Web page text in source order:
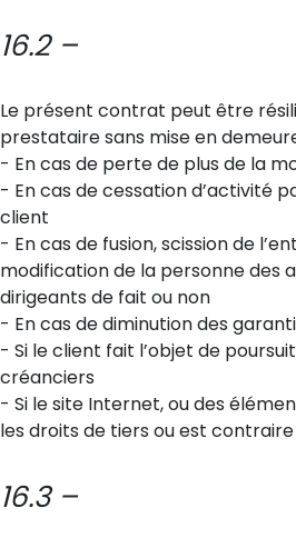
16.2 –
Le présent contrat peut être
prestataire sans mise en
- En cas de perte de plus de la
- En cas de cessation d’activité
client
- En cas de fusion, scission de
modification de la personne des
dirigeants de fait ou non
- En cas de diminution des
- Si le client fait l’objet de
créanciers
- Si le site Internet, ou des
les droits de tiers ou est
16.3 –